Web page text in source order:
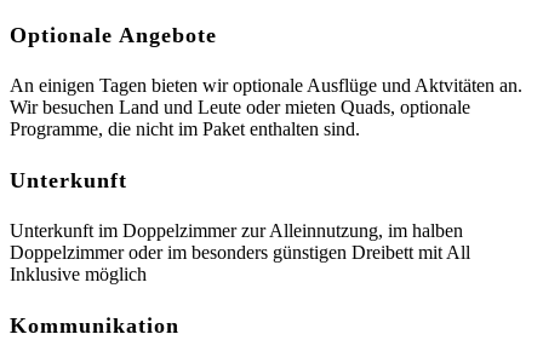
Optionale Angebote
An einigen Tagen bieten wir optionale Ausflüge und Aktvitäten an.
Wir besuchen Land und Leute oder mieten Quads, optionale
Programme, die nicht im Paket enthalten sind.
Unterkunft
Unterkunft im Doppelzimmer zur Alleinnutzung, im halben
Doppelzimmer oder im besonders günstigen Dreibett mit All
Inklusive möglich
Kommunikation